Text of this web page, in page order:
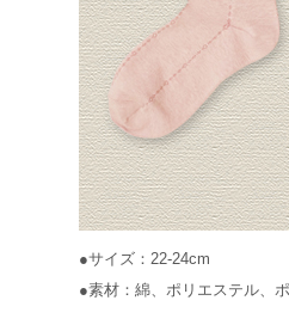
●サイズ：22-24cm
●素材：綿、ポリエステル、